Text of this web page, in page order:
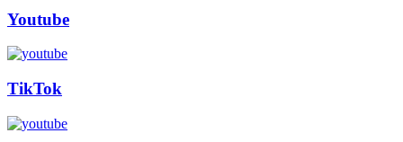
Youtube
TikTok